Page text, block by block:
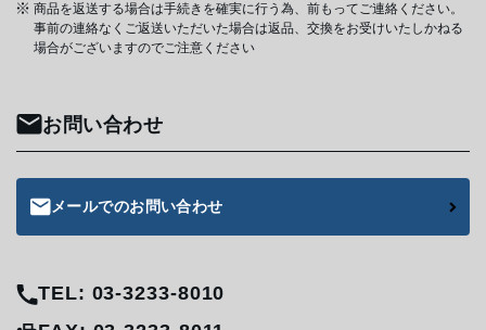
商品を返送する場合は手続きを確実に行う為、前もってご連絡ください。
事前の連絡なくご返送いただいた場合は返品、交換をお受けいたしかねる
場合がございますのでご注意ください
お問い合わせ
メールでのお問い合わせ
TEL: 03-3233-8010